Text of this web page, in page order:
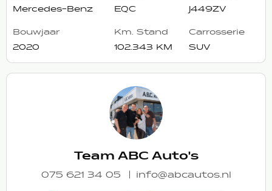
Mercedes-Benz
EQC
J449ZV
Bouwjaar
2020
Km. Stand
102.343 KM
Carrosserie
SUV
Team ABC Auto's
075 621 34 05 info@abcautos.nl